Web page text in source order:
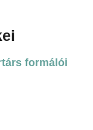
formálói